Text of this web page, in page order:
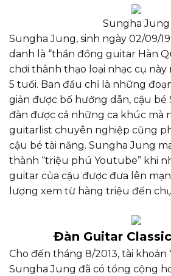
Sungha Jung
Sungha Jung, sinh ngày 02/09/
danh là “thần đồng guitar Hàn
chơi thành thạo loại nhạc cụ
5 tuổi. Ban đầu chỉ là những
giản được bố hướng dẫn, cậu
đàn được cả những ca khúc mà
guitarlist chuyên nghiệp cũng
cậu bé tài năng. Sungha Jung
thành “triệu phú Youtube” khi
guitar của cậu được đưa lên
lượng xem từ hàng triệu đến
Đàn Guitar
Cho đến tháng 8/2013, tài khoản
Sungha Jung đã có tổng cộng